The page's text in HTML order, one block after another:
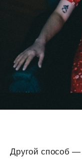
Другой способ